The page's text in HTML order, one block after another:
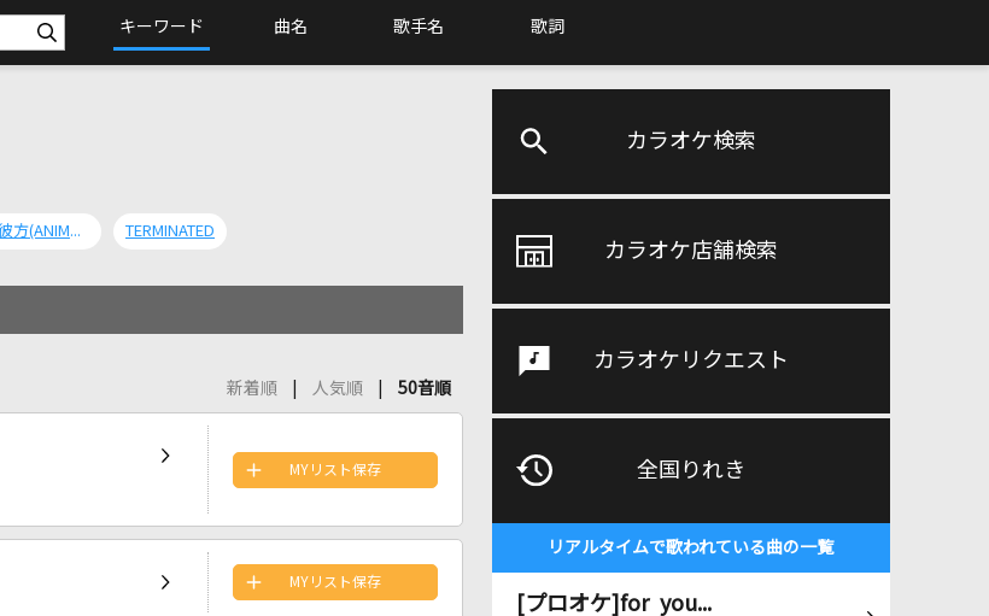
キーワード 曲名 歌手名 歌詞
カラオケ検索
カラオケ店舗検索
カラオケリクエスト
全国りれき
リアルタイムで歌われている曲の一覧
[プロオケ]for you...
[生音]境界の彼方(ANIMAX MUSIX 2017 YOKOHAMA) TERMINATED
新着順
人気順 50音順
MYリスト保存
MYリスト保存